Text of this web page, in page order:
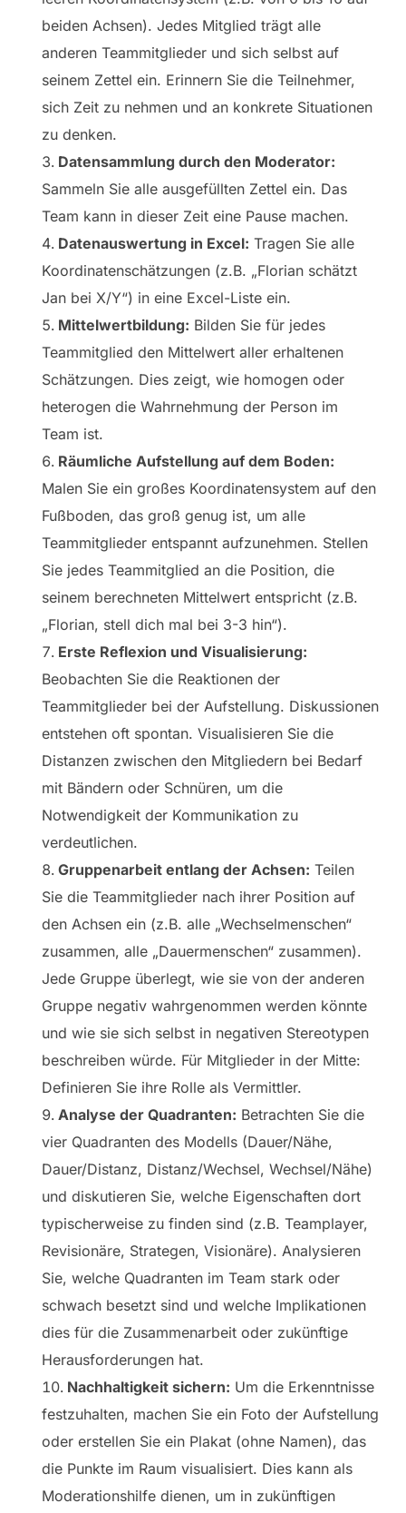
beiden Achsen). Jedes Mitglied trägt alle
anderen Teammitglieder und sich selbst auf
seinem Zettel ein. Erinnern Sie die Teilnehmer,
sich Zeit zu nehmen und an konkrete Situationen
zu denken.
Datensammlung durch den Moderator:
Sammeln Sie alle ausgefüllten Zettel ein. Das
Team kann in dieser Zeit eine Pause machen.
Datenauswertung in Excel: Tragen Sie alle
Koordinatenschätzungen (z.B. „Florian schätzt
Jan bei X/Y“) in eine Excel-Liste ein.
Mittelwertbildung: Bilden Sie für jedes
Teammitglied den Mittelwert aller erhaltenen
Schätzungen. Dies zeigt, wie homogen oder
heterogen die Wahrnehmung der Person im
Team ist.
Räumliche Aufstellung auf dem Boden:
Malen Sie ein großes Koordinatensystem auf den
Fußboden, das groß genug ist, um alle
Teammitglieder entspannt aufzunehmen. Stellen
Sie jedes Teammitglied an die Position, die
seinem berechneten Mittelwert entspricht (z.B.
„Florian, stell dich mal bei 3-3 hin“).
Erste Reflexion und Visualisierung:
Beobachten Sie die Reaktionen der
Teammitglieder bei der Aufstellung. Diskussionen
entstehen oft spontan. Visualisieren Sie die
Distanzen zwischen den Mitgliedern bei Bedarf
mit Bändern oder Schnüren, um die
Notwendigkeit der Kommunikation zu
verdeutlichen.
Gruppenarbeit entlang der Achsen: Teilen
Sie die Teammitglieder nach ihrer Position auf
den Achsen ein (z.B. alle „Wechselmenschen“
zusammen, alle „Dauermenschen“ zusammen).
Jede Gruppe überlegt, wie sie von der anderen
Gruppe negativ wahrgenommen werden könnte
und wie sie sich selbst in negativen Stereotypen
beschreiben würde. Für Mitglieder in der Mitte:
Definieren Sie ihre Rolle als Vermittler.
Analyse der Quadranten: Betrachten Sie die
vier Quadranten des Modells (Dauer/Nähe,
Dauer/Distanz, Distanz/Wechsel, Wechsel/Nähe)
und diskutieren Sie, welche Eigenschaften dort
typischerweise zu finden sind (z.B. Teamplayer,
Revisionäre, Strategen, Visionäre). Analysieren
Sie, welche Quadranten im Team stark oder
schwach besetzt sind und welche Implikationen
dies für die Zusammenarbeit oder zukünftige
Herausforderungen hat.
Nachhaltigkeit sichern: Um die Erkenntnisse
festzuhalten, machen Sie ein Foto der Aufstellung
oder erstellen Sie ein Plakat (ohne Namen), das
die Punkte im Raum visualisiert. Dies kann als
Moderationshilfe dienen, um in zukünftigen